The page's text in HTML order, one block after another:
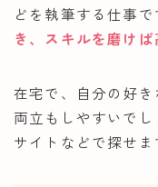
どを執筆する仕事
き 、 スキルを磨け
在宅で、自分の好
両立もしやすいで
サイトなどで探せま